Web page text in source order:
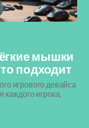
мышки
подходит
игрового девайса
игрока,